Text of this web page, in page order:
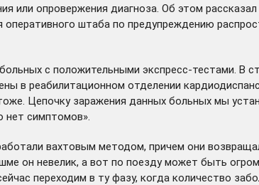
или опровержения диагноза. Об этом
штаба по предупреждению
с положительными экспресс-тестами. В
в реабилитационном отделении
Цепочку заражения данных больных мы
нет симптомов».
вахтовым методом, причем они
он невелик, а вот по поезду может быть
переходим в ту фазу, когда количество